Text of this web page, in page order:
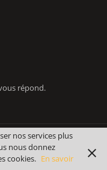
répond.
nos services plus
nous donnez
cookies. En savoir